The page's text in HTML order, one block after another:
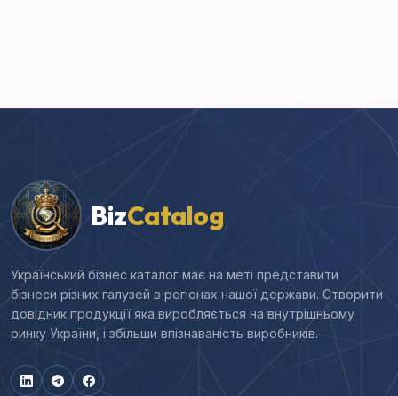
BizCatalog
Український бізнес каталог має на меті представити
бізнеси різних галузей в регіонах нашої держави. Створити
довідник продукції яка виробляється на внутрішньому
ринку України, і збільши впізнаваність виробників.